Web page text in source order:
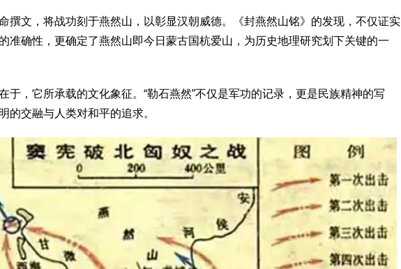
撰文，将战功刻于燕然山，以彰显汉朝威德。《封燕然山铭》的发现，不仅证实
准确性，更确定了燕然山即今日蒙古国杭爱山，为历史地理研究划下关键的一
于，它所承载的文化象征。“勒石燕然”不仅是军功的记录，更是民族精神的写
的交融与人类对和平的追求。